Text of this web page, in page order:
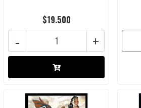
$19.500
+
-